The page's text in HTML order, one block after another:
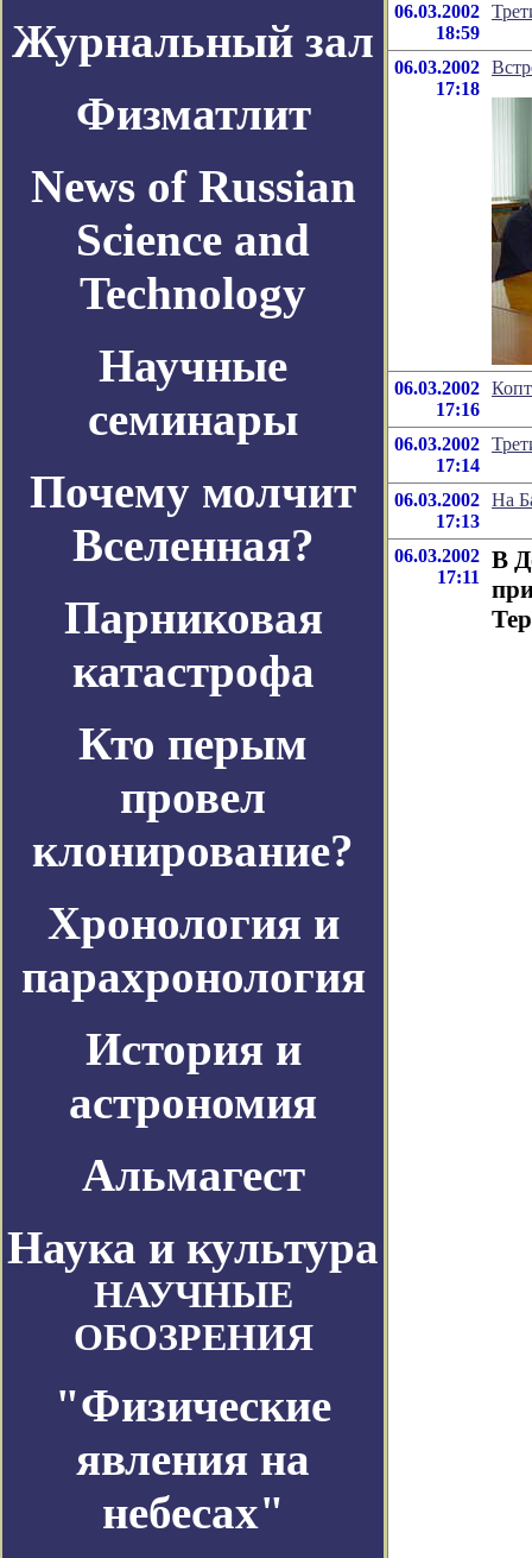
Журнальный зал
Физматлит
News of Russian
Science and
Technology
Научные
семинары
Почему молчит
Вселенная?
Парниковая
катастрофа
Кто перым
провел
клонирование?
Хронология и
парахронология
История и
астрономия
Альмагест
Наука и культура
НАУЧНЫЕ
ОБОЗРЕНИЯ
"Физические
явления на
небесах"
06.03.2002
18:59
06.03.2002
17:18
06.03.2002
17:16
06.03.2002
17:14
06.03.2002
17:13
На
06.03.2002
17:11
В